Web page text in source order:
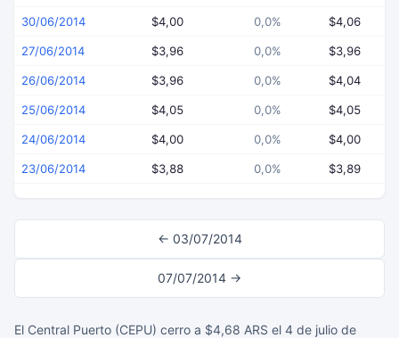
30/06/2014 $4,00 0,0% $4,06
27/06/2014 $3,96 0,0% $3,96
26/06/2014 $3,96 0,0% $4,04
25/06/2014 $4,05 0,0% $4,05
24/06/2014 $4,00 0,0% $4,00
23/06/2014 $3,88 0,0% $3,89
← 03/07/2014
07/07/2014 →
El Central Puerto (CEPU) cerro a $4,68 ARS el 4 de julio de